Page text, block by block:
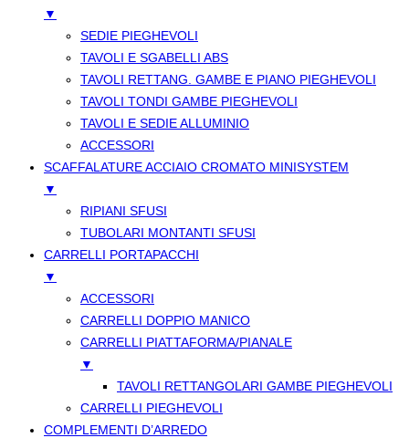
▼
SEDIE PIEGHEVOLI
TAVOLI E SGABELLI ABS
TAVOLI RETTANG. GAMBE E PIANO PIEGHEVOLI
TAVOLI TONDI GAMBE PIEGHEVOLI
TAVOLI E SEDIE ALLUMINIO
ACCESSORI
SCAFFALATURE ACCIAIO CROMATO MINISYSTEM
▼
RIPIANI SFUSI
TUBOLARI MONTANTI SFUSI
CARRELLI PORTAPACCHI
▼
ACCESSORI
CARRELLI DOPPIO MANICO
CARRELLI PIATTAFORMA/PIANALE
▼
TAVOLI RETTANGOLARI GAMBE PIEGHEVOLI
CARRELLI PIEGHEVOLI
COMPLEMENTI D’ARREDO